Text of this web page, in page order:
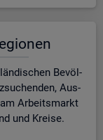
Be­völ­
Aus­
Ar­beits­markt
und Krei­se.